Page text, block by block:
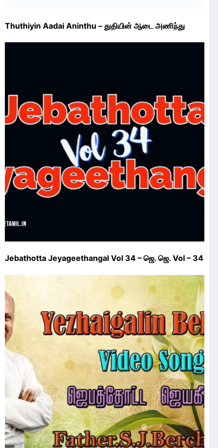
Thuthiyin Aadai Aninthu – துதியின் ஆடை அணிந்து
Jebathotta Jeyageethangal Vol 34 – ஜெ. ஜெ. Vol – 34